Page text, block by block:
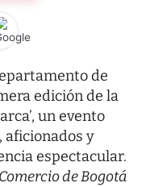
de
edición de la
un evento
aficionados y
espectacular.
de Bogotá